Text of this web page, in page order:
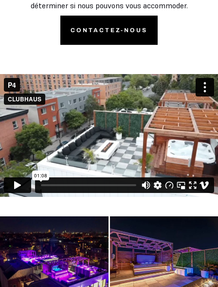
déterminer si nous pouvons vous accommoder.
CONTACTEZ-NOUS